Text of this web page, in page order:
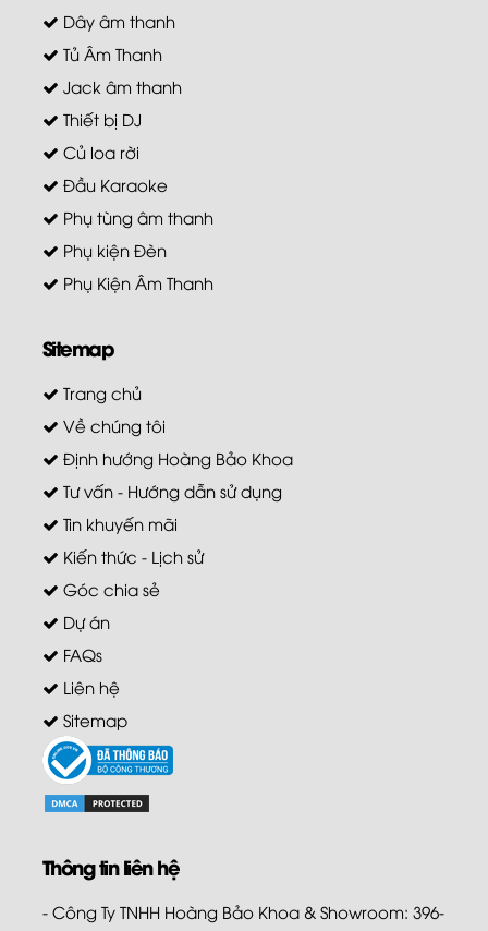
Dây âm thanh
Tủ Âm Thanh
Jack âm thanh
Thiết bị DJ
Củ loa rời
Đầu Karaoke
Phụ tùng âm thanh
Phụ kiện Đèn
Phụ Kiện Âm Thanh
Sitemap
Trang chủ
Về chúng tôi
Định hướng Hoàng Bảo Khoa
Tư vấn - Hướng dẫn sử dụng
Tin khuyến mãi
Kiến thức - Lịch sử
Góc chia sẻ
Dự án
FAQs
Liên hệ
Sitemap
Thông tin liên hệ
- Công Ty TNHH Hoàng Bảo Khoa & Showroom: 396-